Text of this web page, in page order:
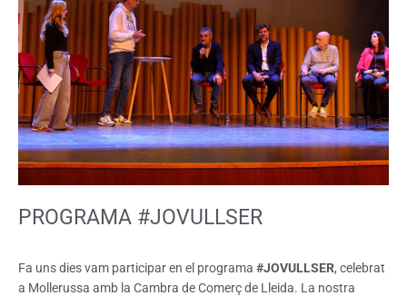
PROGRAMA #JOVULLSER
Fa uns dies vam participar en el programa #JOVULLSER, celebrat
a Mollerussa amb la Cambra de Comerç de Lleida. La nostra